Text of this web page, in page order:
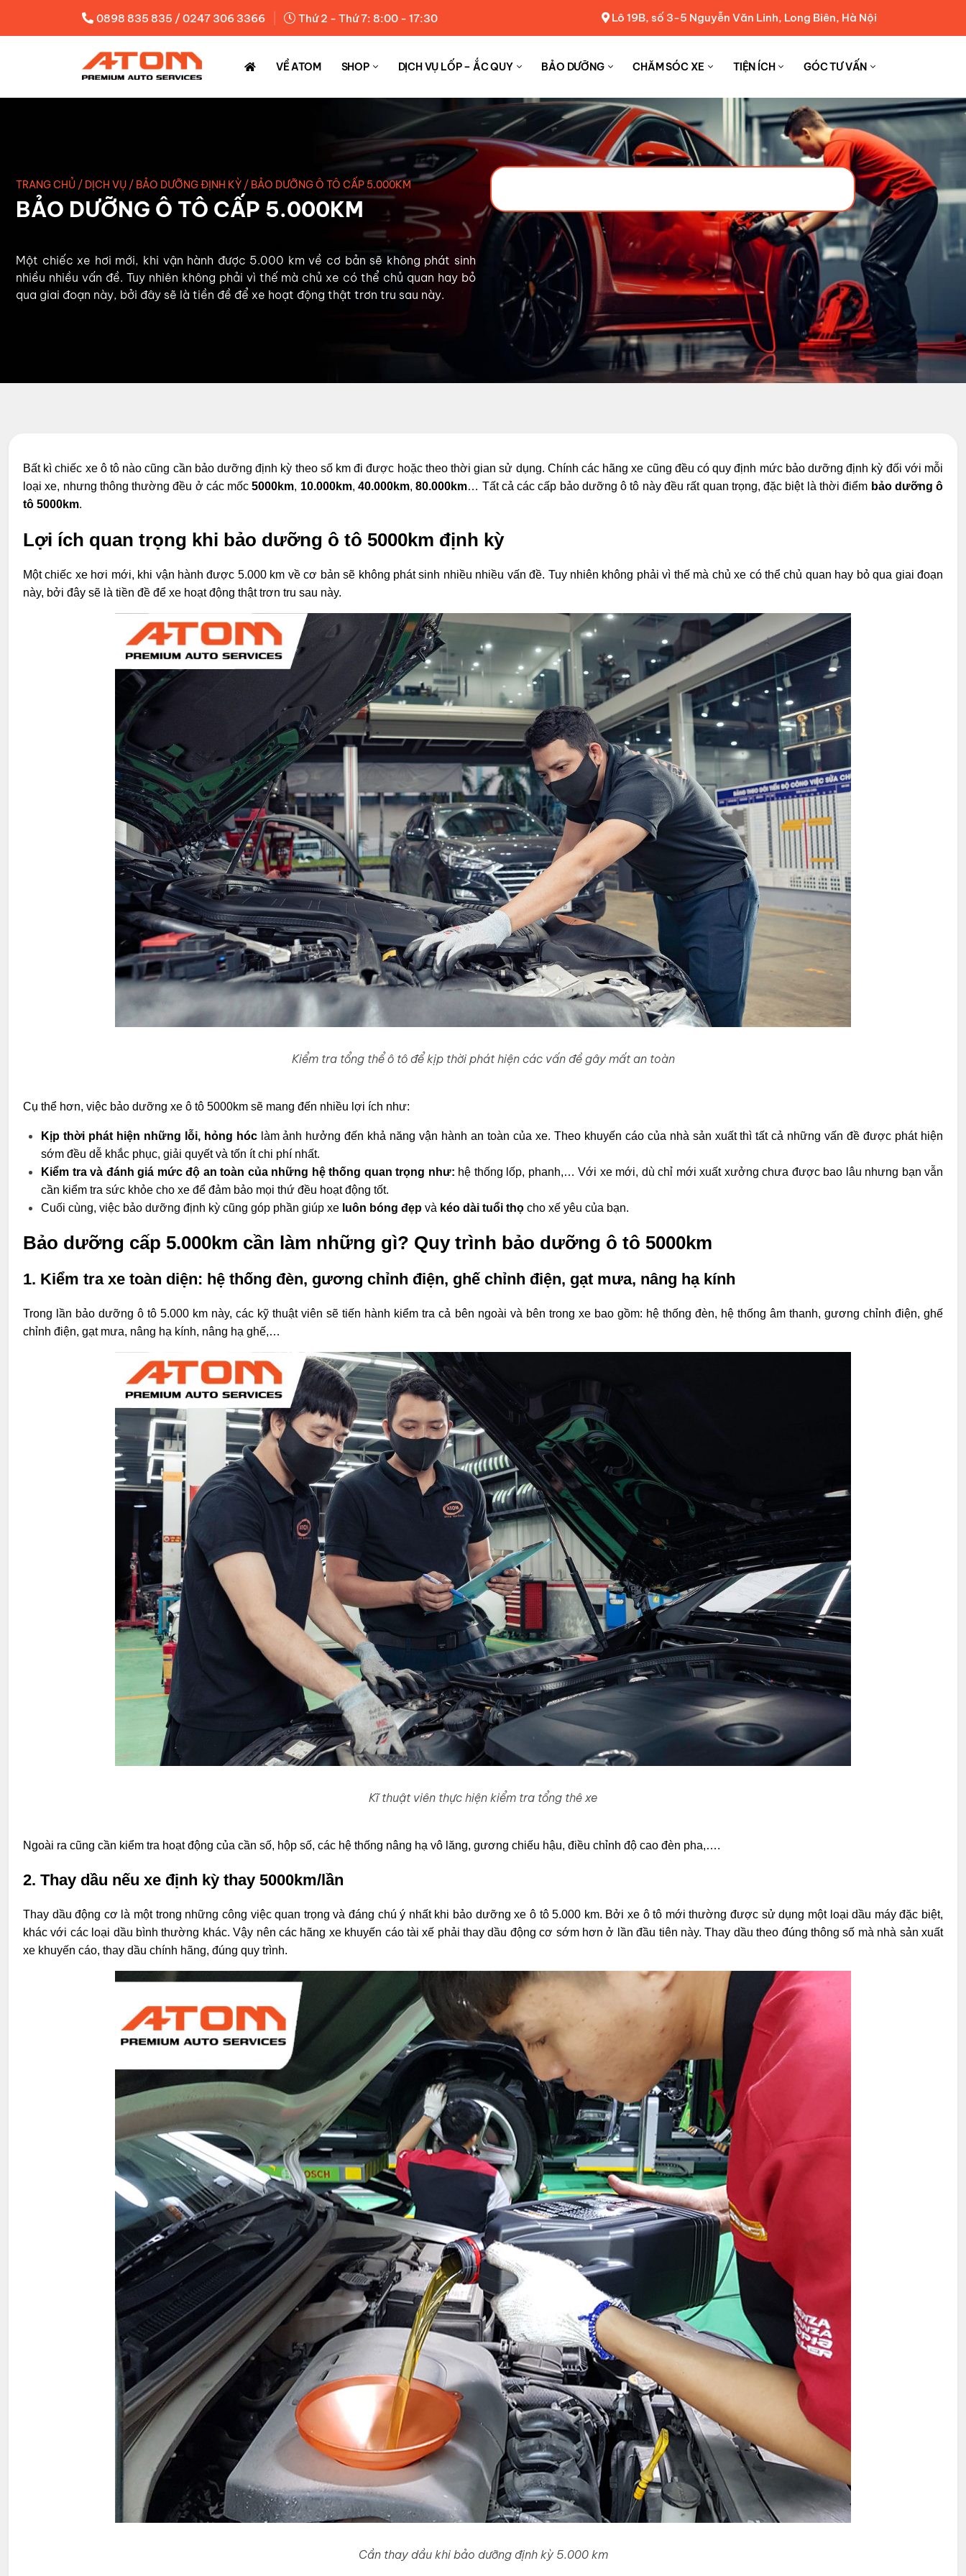
0898 835 835 / 0247 306 3366 Thứ 2 - Thứ 7: 8:00 - 17:30 Lô 19B, số 3-5 Nguyễn Văn Linh, Long Biên, Hà Nội
VỀ ATOM SHOP DỊCH VỤ LỐP – ẮC QUY BẢO DƯỠNG CHĂM SÓC XE TIỆN ÍCH GÓC TƯ VẤN
TRANG CHỦ / DỊCH VỤ / BẢO DƯỠNG ĐỊNH KỲ / BẢO DƯỠNG Ô TÔ CẤP 5.000KM
BẢO DƯỠNG Ô TÔ CẤP 5.000KM
Một chiếc xe hơi mới, khi vận hành được 5.000 km về cơ bản sẽ không phát sinh
nhiều nhiều vấn đề. Tuy nhiên không phải vì thế mà chủ xe có thể chủ quan hay bỏ
qua giai đoạn này, bởi đây sẽ là tiền đề để xe hoạt động thật trơn tru sau này.
Bất kì chiếc xe ô tô nào cũng cần bảo dưỡng định kỳ theo số km đi được hoặc theo thời gian sử dụng. Chính các hãng xe cũng đều có quy định mức bảo dưỡng định kỳ đối với mỗi
loại xe, nhưng thông thường đều ở các mốc5000km, 10.000km,40.000km,80.000km… Tất cả các cấp bảo dưỡng ô tô này đều rất quan trọng, đặc biệt là thời điểm bảo dưỡng ô
tô 5000km.
Lợi ích quan trọng khi bảo dưỡng ô tô 5000km định kỳ
Một chiếc xe hơi mới, khi vận hành được 5.000 km về cơ bản sẽ không phát sinh nhiều nhiều vấn đề. Tuy nhiên không phải vì thế mà chủ xe có thể chủ quan hay bỏ qua giai đoạn
này, bởi đây sẽ là tiền đề để xe hoạt động thật trơn tru sau này.
Kiểm tra tổng thể ô tô để kịp thời phát hiện các vấn đề gây mất an toàn
Cụ thể hơn, việc bảo dưỡng xe ô tô 5000km sẽ mang đến nhiều lợi ích như:
Kịp thời phát hiện những lỗi, hỏng hóclàm ảnh hưởng đến khả năng vận hành an toàn của xe. Theo khuyến cáo của nhà sản xuất thì tất cả những vấn đề được phát hiện
sớm đều dễ khắc phục, giải quyết và tốn ít chi phí nhất.
Kiểm tra và đánh giá mức độ an toàn của những hệ thống quan trọng như: hệ thống lốp, phanh,… Với xe mới, dù chỉ mới xuất xưởng chưa được bao lâu nhưng bạn vẫn
cần kiểm tra sức khỏe cho xe để đảm bảo mọi thứ đều hoạt động tốt.
Cuối cùng, việc bảo dưỡng định kỳ cũng góp phần giúp xe luôn bóng đẹp và kéo dài tuổi thọ cho xế yêu của bạn.
Bảo dưỡng cấp 5.000km cần làm những gì? Quy trình bảo dưỡng ô tô 5000km
1. Kiểm tra xe toàn diện: hệ thống đèn, gương chỉnh điện, ghế chỉnh điện, gạt mưa, nâng hạ kính
Trong lần bảo dưỡng ô tô 5.000 km này, các kỹ thuật viên sẽ tiến hành kiểm tra cả bên ngoài và bên trong xe bao gồm: hệ thống đèn, hệ thống âm thanh, gương chỉnh điện, ghế
chỉnh điện, gạt mưa, nâng hạ kính, nâng hạ ghế,…
Kĩ thuật viên thực hiện kiểm tra tổng thê xe
Ngoài ra cũng cần kiểm tra hoạt động của cần số, hộp số, các hệ thống nâng hạ vô lăng, gương chiếu hậu, điều chỉnh độ cao đèn pha,….
2. Thay dầu nếu xe định kỳ thay 5000km/lần
Thay dầu động cơ là một trong những công việc quan trọng và đáng chú ý nhất khi bảo dưỡng xe ô tô 5.000 km. Bởi xe ô tô mới thường được sử dụng một loại dầu máy đặc biệt,
khác với các loại dầu bình thường khác. Vậy nên các hãng xe khuyến cáo tài xế phải thay dầu động cơ sớm hơn ở lần đầu tiên này. Thay dầu theo đúng thông số mà nhà sản xuất
xe khuyến cáo, thay dầu chính hãng, đúng quy trình.
Cần thay dầu khi bảo dưỡng định kỳ 5.000 km